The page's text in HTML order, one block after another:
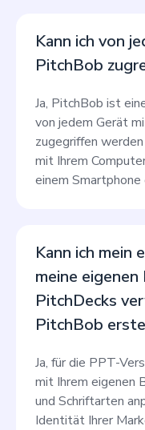
Kann ich von
PitchBob
Ja, PitchBob ist
von jedem Gerät
zugegriffen
mit Ihrem
einem
Kann ich mein
meine eigenen
PitchDecks
PitchBob
Ja, für die PPT-
mit Ihrem eigenen
und Schriftarten
Identität Ihrer